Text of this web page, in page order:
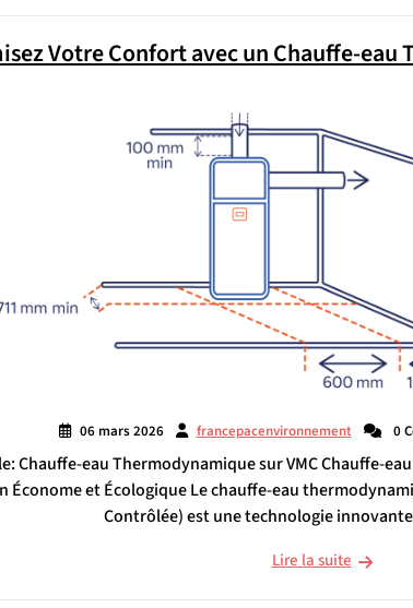
Votre Confort avec un Chauffe-eau
06 mars 2026 francepacenvironnement 0
Chauffe-eau Thermodynamique sur VMC Chauffe-
Économe et Écologique Le chauffe-eau
Contrôlée) est une technologie
Lire la suite